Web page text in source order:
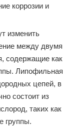
коррозии и
изменить
между двумя
содержащие как
Липофильная
цепей, в
состоит из
таких как
группы.